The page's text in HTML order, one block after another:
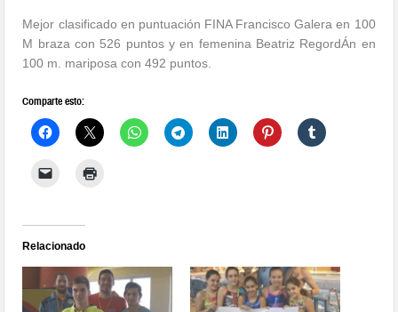
Mejor clasificado en puntuación FINA Francisco Galera en 100
M braza con 526 puntos y en femenina Beatriz RegordÁn en
100 m. mariposa con 492 puntos.
Comparte esto:
Relacionado